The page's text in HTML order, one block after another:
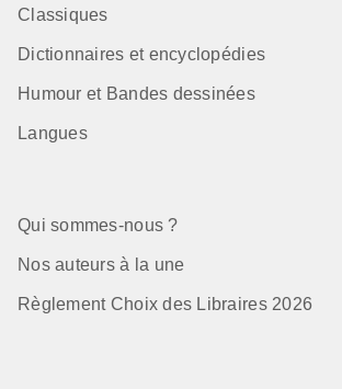
Classiques
Dictionnaires et encyclopédies
Humour et Bandes dessinées
Langues
Qui sommes-nous ?
Nos auteurs à la une
Règlement Choix des Libraires 2026